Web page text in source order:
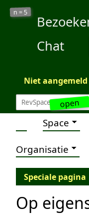
open
n = 5
Chat
Niet aangemeld
Space
Organisatie
Speciale pagina
Op